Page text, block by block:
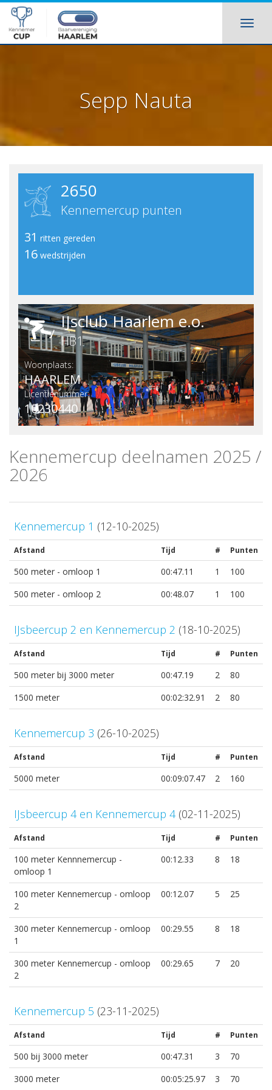
Sepp Nauta
2650
Kennemercup punten
31 ritten gereden
16 wedstrijden
IJsclub Haarlem e.o.
HB1
Woonplaats:
HAARLEM
Licentienummer:
10230440
Kennemercup deelnamen 2025 /
2026
Kennemercup 1 (12-10-2025)
Afstand Tijd # Punten
500 meter - omloop 1 00:47.11 1
100
500 meter - omloop 2
00:48.07 1 100
IJsbeercup 2 en Kennemercup 2 (18-10-2025)
Afstand Tijd # Punten
500 meter bij 3000 meter 00:47.19 2
80
1500 meter
00:02:32.91 2 80
Kennemercup 3 (26-10-2025)
Afstand Tijd # Punten
5000 meter 00:09:07.47 2 160
IJsbeercup 4 en Kennemercup 4(02-11-2025)
Afstand Tijd # Punten
100 meter Kennnemercup -
omloop 1
00:12.33 8 18
100 meter Kennemercup - omloop
2
00:12.07 5 25
300 meter Kennemercup - omloop
1
00:29.55 8 18
300 meter Kennemercup - omloop
2
00:29.65 7 20
Kennemercup 5 (23-11-2025)
Afstand Tijd # Punten
500 bij 3000 meter 00:47.31 3
70
3000 meter
00:05:25.97 3 70